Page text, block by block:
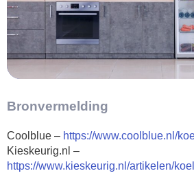
Bronvermelding
Coolblue – https://www.coolblue.nl/
Kieskeurig.nl –
https://www.kieskeurig.nl/artikelen/